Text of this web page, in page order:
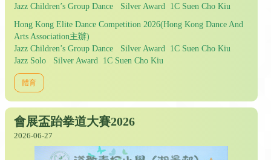
Jazz Children’s Group Dance Silver Award 1C Suen Cho Kiu
Hong Kong Elite Dance Competition 2026(Hong Kong Dance And
Arts Association主辦)
Jazz Children’s Group Dance Silver Award 1C Suen Cho Kiu
Jazz Solo Silver Award 1C Suen Cho Kiu
體育
會展盃跆拳道大賽2026
2026-06-27